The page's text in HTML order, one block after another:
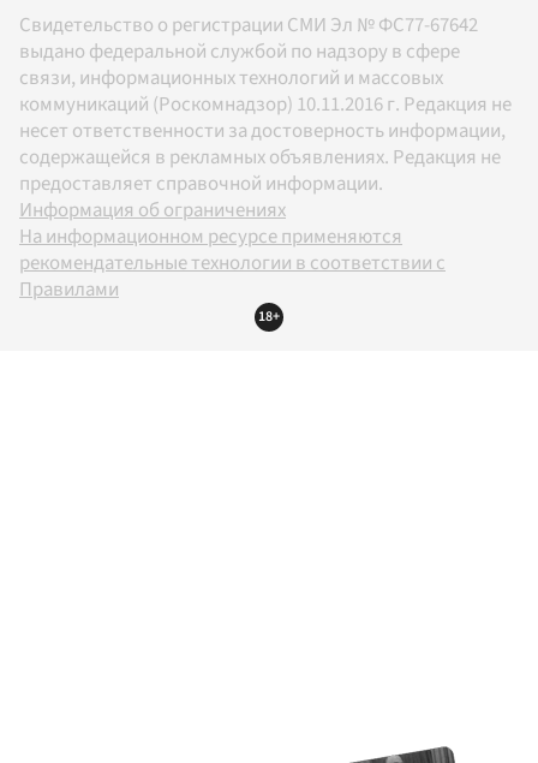
Свидетельство о регистрации СМИ Эл № ФС77-67642
выдано федеральной службой по надзору в сфере
связи, информационных технологий и массовых
коммуникаций (Роскомнадзор) 10.11.2016 г. Редакция не
несет ответственности за достоверность информации,
содержащейся в рекламных объявлениях. Редакция не
предоставляет справочной информации.
Информация об ограничениях
На информационном ресурсе применяются
рекомендательные технологии в соответствии с
Правилами
18+